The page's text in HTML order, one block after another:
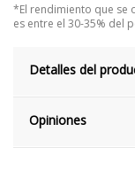
*El rendimiento que se
es entre el 30-35% del
Detalles del
Opiniones